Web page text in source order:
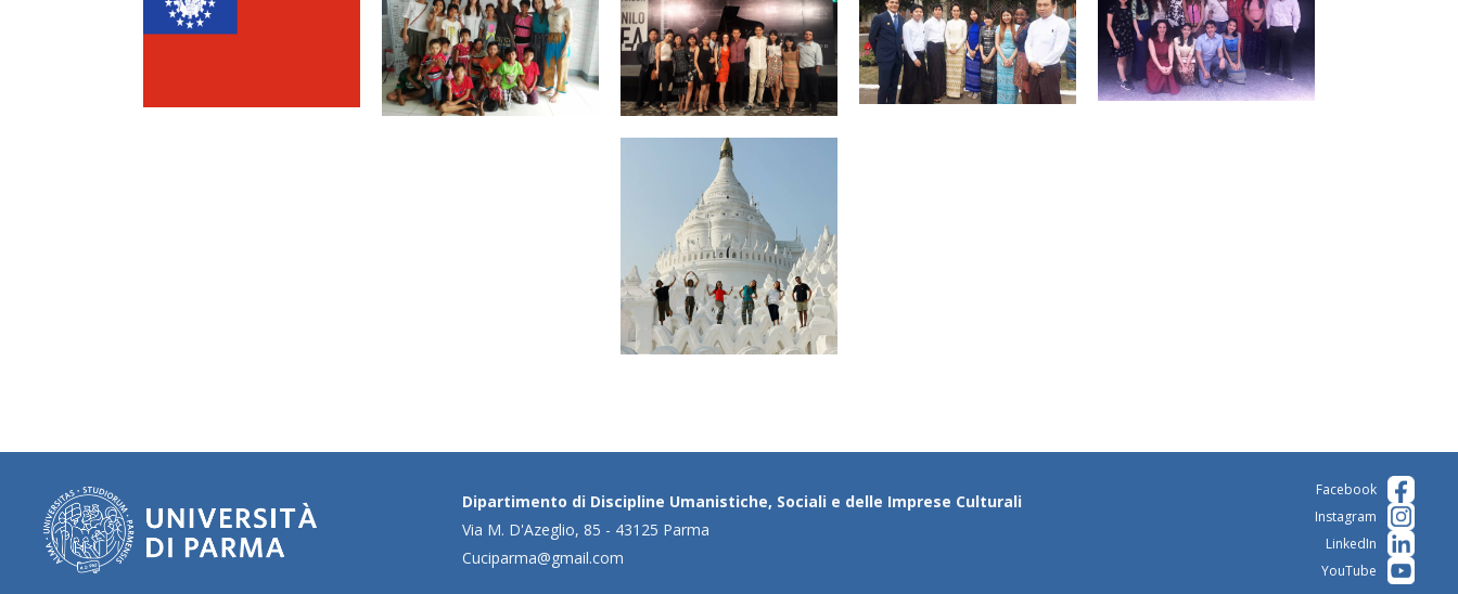
Dipartimento di Discipline Umanistiche, Sociali e delle Imprese Culturali
Via M. D'Azeglio, 85 - 43125 Parma
Cuciparma@gmail.com
Facebook
Instagram
LinkedIn
YouTube